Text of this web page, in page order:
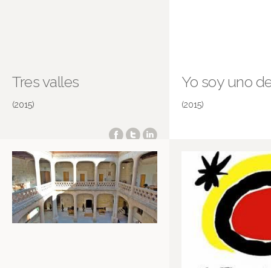
Tres valles
(2015)
Yo soy uno
(2015)